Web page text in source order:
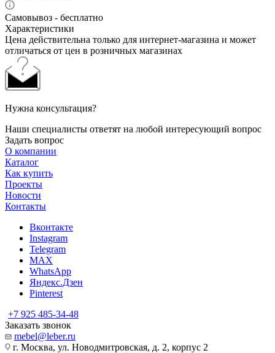
Самовывоз - бесплатно
Характеристики
Цена действительна только для интернет-магазина и может
отличаться от цен в розничных магазинах
Нужна консультация?
Наши специалисты ответят на любой интересующий вопрос
Задать вопрос
О компании
Каталог
Как купить
Проекты
Новости
Контакты
Вконтакте
Instagram
Telegram
MAX
WhatsApp
Яндекс.Дзен
Pinterest
+7 925 485-34-48
Заказать звонок
mebel@leber.ru
г. Москва, ул. Новодмитровская, д. 2, корпус 2